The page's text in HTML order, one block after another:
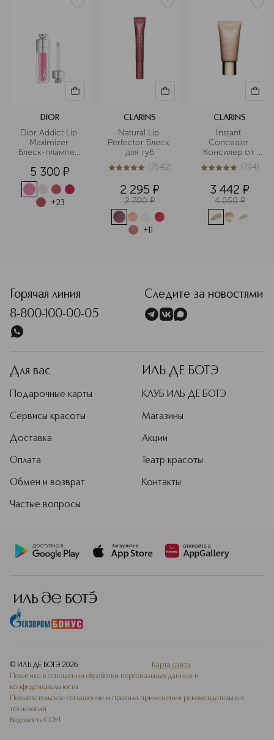
DIOR
Dior Addict Lip
Maximizer
Блеск-плампер
5 300 ¤
+23
CLARINS
Natural Lip
Perfector Блеск
для губ
5из 57542 (7542)
2 295 ¤
2 700 ¤
+11
CLARINS
Instant
Concealer
Консилер от
темных кругов
моментального
5из 5794 (794)
3 442 ¤
4 050 ¤
Горячая линия
8-800-100-00-05
Следите за новостями
Для вас
Подарочные карты
Сервисы красоты
Доставка
Оплата
Обмен и возврат
Частые вопросы
ИЛЬ ДЕ БОТЭ
КЛУБ ИЛЬ ДЕ БОТЭ
Магазины
Акции
Театр красоты
Контакты
© ИЛЬ ДЕ БОТЭ 2026
Карта сайта
Политика в отношении обработки персональных данных и
конфиденциальности
Пользовательское соглашение и правила применения рекомендательных
технологий
Ведомость СОУТ